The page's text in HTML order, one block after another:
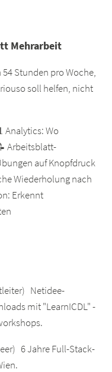
Mehrarbeit
Stunden pro Woche,
soll helfen, nicht
Analytics: Wo
Arbeitsblatt-
auf Knopfdruck
Wiederholung nach
Erkennt
Netidee-
mit "LearnICDL" -
6 Jahre Full-Stack-